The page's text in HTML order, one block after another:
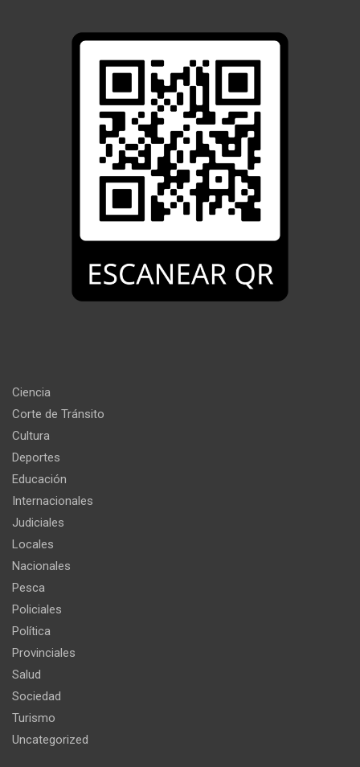
Ciencia
Corte de Tránsito
Cultura
Deportes
Educación
Internacionales
Judiciales
Locales
Nacionales
Pesca
Policiales
Política
Provinciales
Salud
Sociedad
Turismo
Uncategorized